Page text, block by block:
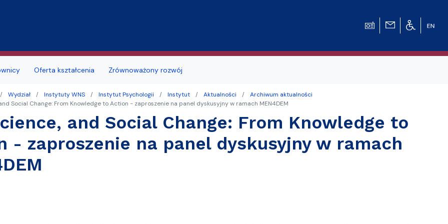
sal
obiektu
Deklaracja dostępności
i podań
wznowienia, zmiana kierunku lub
akademickiego
Studia doktoranckie
Portal Studenta
Szkoła Doktorska
seminaria
UG
Oferta kształcenia Zrównoważony rozwój
Wydział Instytuty WNS Instytut Psychologii Instytut Aktualności
Archiwum aktualności
Social Change: From Knowledge to Action - zaproszenie na panel dyskusyjny w ramach MEN4DEM
and Social Change: From Knowledge to
- zaproszenie na panel dyskusyjny w ramach